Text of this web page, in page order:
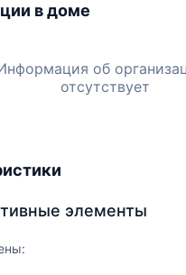
в доме
об
отсутствует
элементы